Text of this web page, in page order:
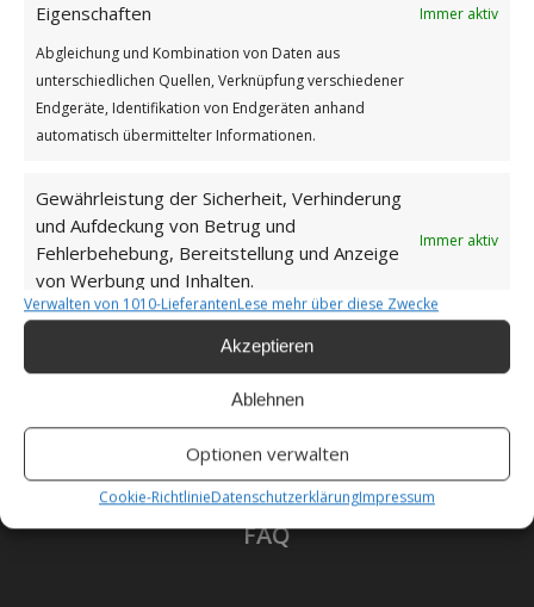
Eigenschaften
Immer aktiv
Abgleichung und Kombination von Daten aus
unterschiedlichen Quellen, Verknüpfung verschiedener
Endgeräte, Identifikation von Endgeräten anhand
automatisch übermittelter Informationen.
Gewährleistung der Sicherheit, Verhinderung
und Aufdeckung von Betrug und
Fehlerbehebung, Bereitstellung und Anzeige
von Werbung und Inhalten.
Immer aktiv
Verwalten von 1010-LieferantenLese mehr über diese Zwecke
Akzeptieren
Ablehnen
Optionen verwalten
Cookie-RichtlinieDatenschutzerklärungImpressum
Datenschutzerklärung
Unsere Cookie-Richtlinie (EU)
Haftungsausschluss
Als Amazon-Partner verdiene ich an qualifizierten
FAQ